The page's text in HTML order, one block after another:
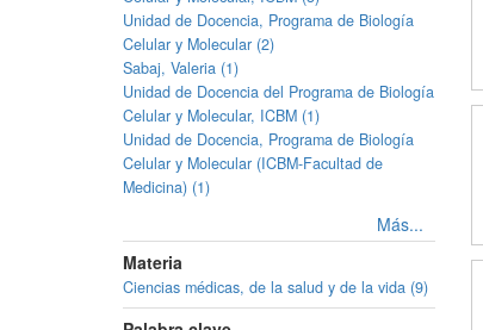
Unidad de Docencia, Programa de Biología
Celular y Molecular (2)
Sabaj, Valeria (1)
Unidad de Docencia del Programa de Biología
Celular y Molecular, ICBM (1)
Unidad de Docencia, Programa de Biología
Celular y Molecular (ICBM-Facultad de
Medicina) (1)
Más...
Materia
Ciencias médicas, de la salud y de la vida (9)